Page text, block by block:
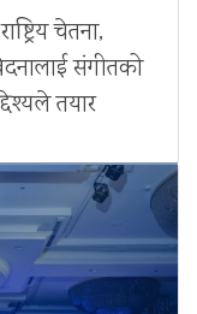
चेतना,
संगीतको
तयार